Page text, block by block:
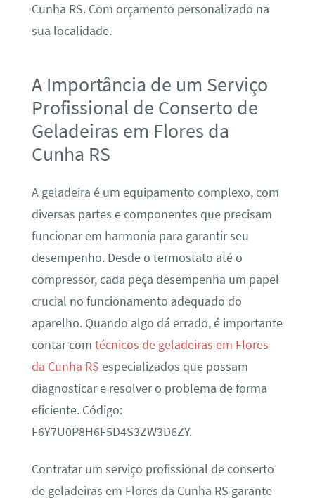
Cunha RS. Com orçamento personalizado na
sua localidade.
A Importância de um Serviço
Profissional de Conserto de
Geladeiras em Flores da
Cunha RS
A geladeira é um equipamento complexo, com
diversas partes e componentes que precisam
funcionar em harmonia para garantir seu
desempenho. Desde o termostato até o
compressor, cada peça desempenha um papel
crucial no funcionamento adequado do
aparelho. Quando algo dá errado, é importante
contar com técnicos de geladeiras em Flores
da Cunha RS especializados que possam
diagnosticar e resolver o problema de forma
eficiente. Código:
F6Y7U0P8H6F5D4S3ZW3D6ZY.
Contratar um serviço profissional de conserto
de geladeiras em Flores da Cunha RS garante